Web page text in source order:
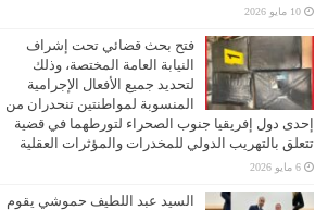
10 مايو 2026
فتح بحث قضائي تحت إشراف
النيابة العامة المختصة، وذلك
لتحديد جميع الأفعال الإجرامية
المنسوبة لمواطنتين تنحدران من
إحدى دول إفريقيا جنوب الصحراء لتورطهما في قضية
تتعلق بالتهريب الدولي للمخدرات والمؤثرات العقلية
6 مايو 2026
السيد عبد اللطيف حموشي يقوم